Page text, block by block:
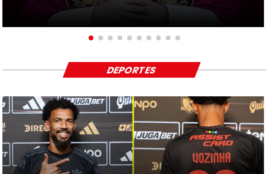
DEPORTES